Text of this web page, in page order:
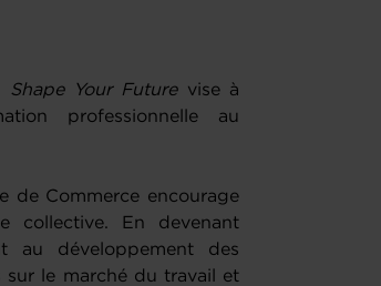
Shape Your Futurevise à
professionnelle au
de Commerce encourage
collective. En devenant
au développement des
sur le marché du travail et